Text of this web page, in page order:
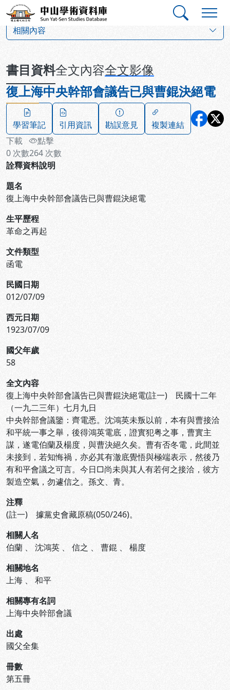
跳到主要內容
中山學術資料庫
相關內容
書目資料全文內容全文影像
復上海中央幹部會議告已與曹錕決絕電
學習筆記 引用資訊 勘誤意見
複製連結
下載
0 次數
點擊
264 次數
詮釋資料說明
題名
復上海中央幹部會議告已與曹錕決絕電
生平歷程
革命之再起
文件類型
函電
民國日期
012/07/09
西元日期
1923/07/09
國父年歲
58
全文內容
復上海中央幹部會議告已與曹錕決絕電(註一) 民國十二年
（一九二三年）七月九日
中央幹部會議鑒：齊電悉。沈鴻英未叛以前，本有與曹接洽
和平統一事之舉，後得鴻英電底，證實犯粤之事，曹實主
謀，遂電伯蘭及楊度，與曹決絕久矣。曹有否冬電，此間並
未接到，若知悔禍，亦必其有澈底覺悟與極端表示，然後乃
有和平會議之可言。今日□尚未與其人有若何之接洽，彼方
製造空氣，勿遽信之。孫文、青。
注釋
(註一) 據黨史會藏原稿(050/246)。
相關人名
伯蘭 、 沈鴻英 、 信之 、 曹錕 、 楊度
相關地名
上海 、 和平
相關專有名詞
上海中央幹部會議
出處
國父全集
冊數
第五冊